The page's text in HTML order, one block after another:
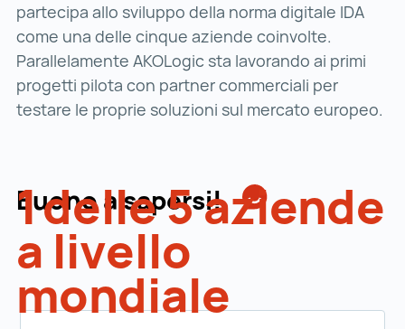
partecipa allo sviluppo della norma digitale IDA
come una delle cinque aziende coinvolte.
Parallelamente AKOLogic sta lavorando ai primi
progetti pilota con partner commerciali per
testare le proprie soluzioni sul mercato europeo.
Buono a sapersi!
1delle 5 aziende
a livello
mondiale